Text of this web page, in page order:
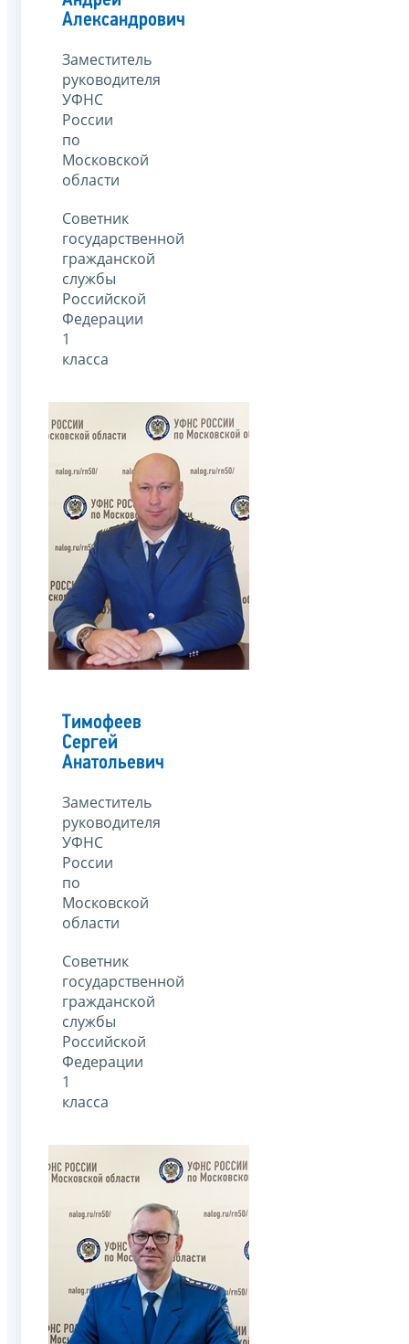
Александрович
Заместитель
руководителя
УФНС
России
по
Московской
области
Советник
государственной
гражданской
службы
Российской
Федерации
1
класса
Тимофеев
Сергей
Анатольевич
Заместитель
руководителя
УФНС
России
по
Московской
области
Советник
государственной
гражданской
службы
Российской
Федерации
1
класса